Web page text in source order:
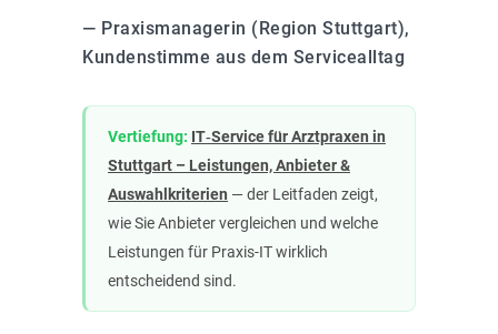
— Praxismanagerin (Region Stuttgart),
Kundenstimme aus dem Servicealltag
Vertiefung: IT‑Service für Arztpraxen in
Stuttgart – Leistungen, Anbieter &
Auswahlkriterien — der Leitfaden zeigt,
wie Sie Anbieter vergleichen und welche
Leistungen für Praxis-IT wirklich
entscheidend sind.